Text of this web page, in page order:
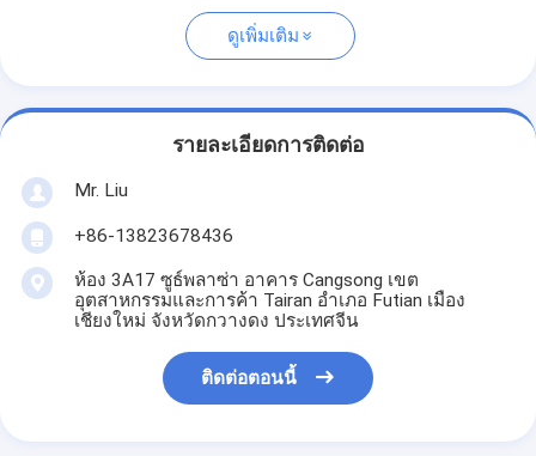
ดูเพิ่มเติม
รายละเอียดการติดต่อ
Mr. Liu
+86-13823678436
ห้อง 3A17 ซูธ์พลาซ่า อาคาร Cangsong เขต
อุตสาหกรรมและการค้า Tairan อําเภอ Futian เมือง
เชียงใหม่ จังหวัดกวางดง ประเทศจีน
ติดต่อตอนนี้